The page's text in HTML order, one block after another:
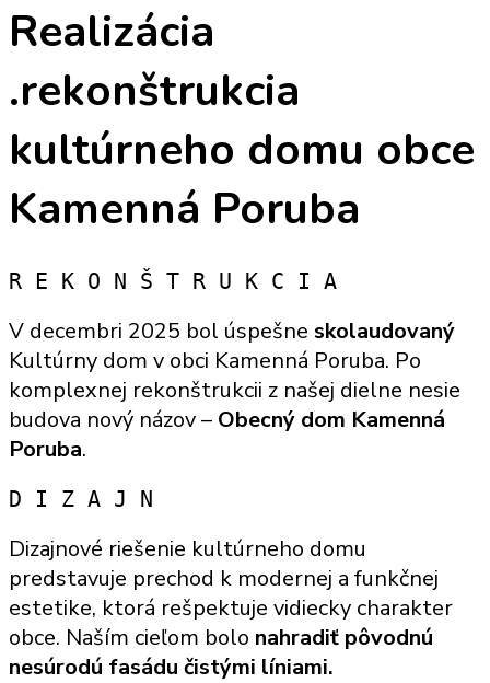
Realizácia
.rekonštrukcia
kultúrneho domu obce
Kamenná Poruba
R E K O N Š T R U K C I A
V decembri 2025 bol úspešne skolaudovaný
Kultúrny dom v obci Kamenná Poruba. Po
komplexnej rekonštrukcii z našej dielne nesie
budova nový názov – Obecný dom Kamenná
Poruba.
D I Z A J N
Dizajnové riešenie kultúrneho domu
predstavuje prechod k modernej a funkčnej
estetike, ktorá rešpektuje vidiecky charakter
obce. Naším cieľom bolo nahradiť pôvodnú
nesúrodú fasádu čistými líniami.